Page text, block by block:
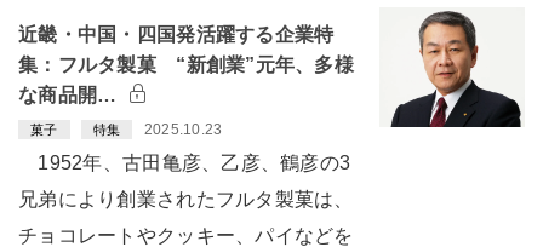
近畿・中国・四国発活躍する企業特
集：フルタ製菓 “新創業”元年、多様
な商品開…
菓子 特集 2025.10.23
1952年、古田亀彦、乙彦、鶴彦の3
兄弟により創業されたフルタ製菓は、
チョコレートやクッキー、パイなどを